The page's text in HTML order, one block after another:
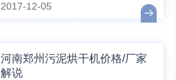
2017-12-05
河南郑州污泥烘干机价格/厂家
解说